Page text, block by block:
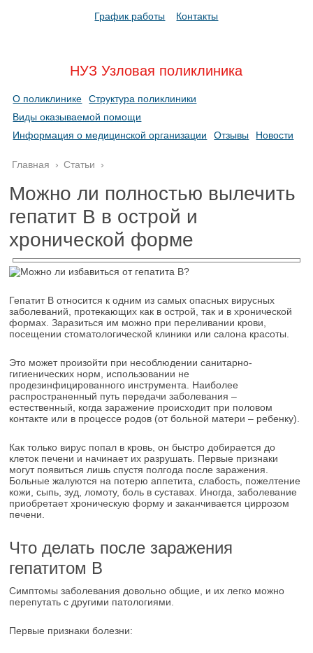
График работы Контакты
НУЗ Узловая поликлиника
О поликлинике
Структура поликлиники
Виды оказываемой помощи
Информация о медицинской организации
Отзывы Новости
Главная › Статьи ›
Можно ли полностью вылечить
гепатит В в острой и
хронической форме
Гепатит В относится к одним из самых опасных вирусных
заболеваний, протекающих как в острой, так и в хронической
формах. Заразиться им можно при переливании крови,
посещении стоматологической клиники или салона красоты.
Это может произойти при несоблюдении санитарно-
гигиенических норм, использовании не
продезинфицированного инструмента. Наиболее
распространенный путь передачи заболевания –
естественный, когда заражение происходит при половом
контакте или в процессе родов (от больной матери – ребенку).
Как только вирус попал в кровь, он быстро добирается до
клеток печени и начинает их разрушать. Первые признаки
могут появиться лишь спустя полгода после заражения.
Больные жалуются на потерю аппетита, слабость, пожелтение
кожи, сыпь, зуд, ломоту, боль в суставах. Иногда, заболевание
приобретает хроническую форму и заканчивается циррозом
печени.
Что делать после заражения
гепатитом В
Симптомы заболевания довольно общие, и их легко можно
перепутать с другими патологиями.
Первые признаки болезни: